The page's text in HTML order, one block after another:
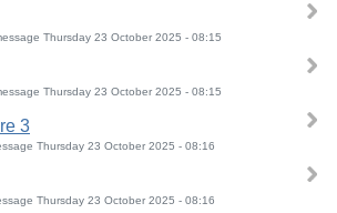
Thursday 23 October 2025 - 08:15
Thursday 23 October 2025 - 08:15
3
Thursday 23 October 2025 - 08:16
Thursday 23 October 2025 - 08:16